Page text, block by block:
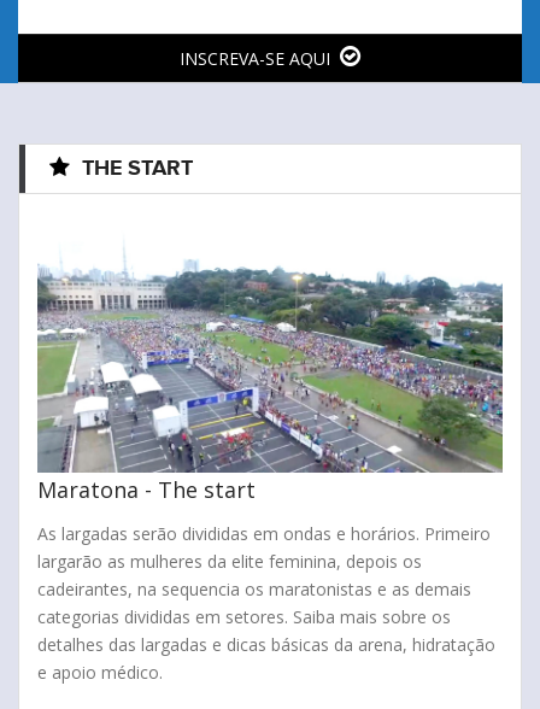
INSCREVA-SE AQUI
THE START
Maratona - The start
As largadas serão divididas em ondas e horários. Primeiro
largarão as mulheres da elite feminina, depois os
cadeirantes, na sequencia os maratonistas e as demais
categorias divididas em setores. Saiba mais sobre os
detalhes das largadas e dicas básicas da arena, hidratação
e apoio médico.